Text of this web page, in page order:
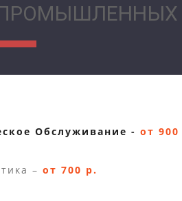
Обслуживание - от 900
– от 700 р.